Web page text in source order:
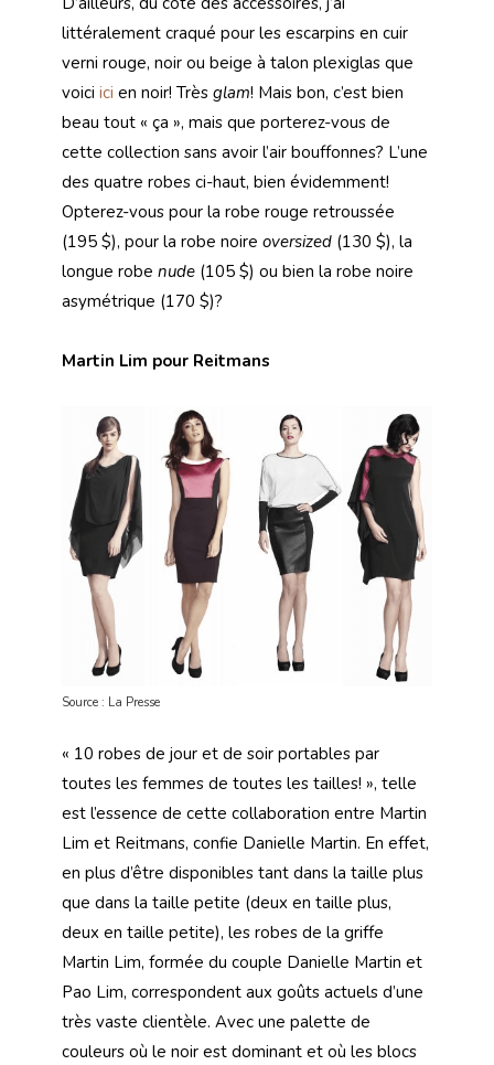
littéralement craqué pour les escarpins en cuir
verni rouge, noir ou beige à talon plexiglas que
voici ici en noir! Très glam! Mais bon, c’est bien
beau tout « ça », mais que porterez-vous de
cette collection sans avoir l’air bouffonnes? L’une
des quatre robes ci-haut, bien évidemment!
Opterez-vous pour la robe rouge retroussée
(195 $), pour la robe noire oversized (130 $), la
longue robe nude (105 $) ou bien la robe noire
asymétrique (170 $)?
Martin Lim pour Reitmans
Source : La Presse
« 10 robes de jour et de soir portables par
toutes les femmes de toutes les tailles! », telle
est l’essence de cette collaboration entre Martin
Lim et Reitmans, confie Danielle Martin. En effet,
en plus d’être disponibles tant dans la taille plus
que dans la taille petite (deux en taille plus,
deux en taille petite), les robes de la griffe
Martin Lim, formée du couple Danielle Martin et
Pao Lim, correspondent aux goûts actuels d’une
très vaste clientèle. Avec une palette de
couleurs où le noir est dominant et où les blocs